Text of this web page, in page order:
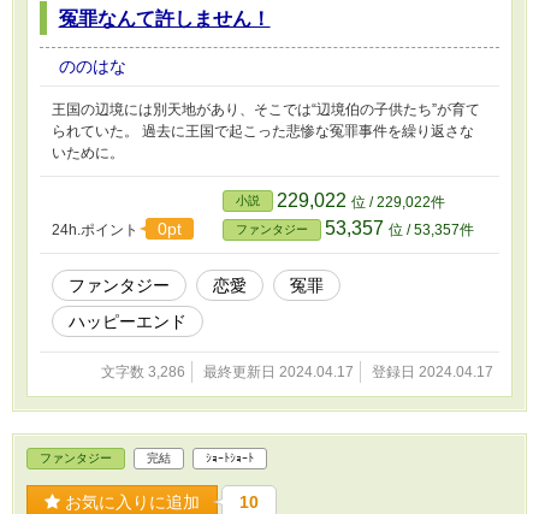
冤罪なんて許しません！
ののはな
王国の辺境には別天地があり、そこでは“辺境伯の子供たち”が育て
られていた。 過去に王国で起こった悲惨な冤罪事件を繰り返さな
いために。
24h.ポイント 0pt
小説 229,022 位 / 229,022件
ファンタジー 53,357 位 / 53,357件
ファンタジー 恋愛
冤罪
ハッピーエンド
文字数 3,286 最終更新日 2024.04.17 登録日 2024.04.17
ファンタジー 完結 ｼｮｰﾄｼｮｰﾄ
お気に入りに追加 10